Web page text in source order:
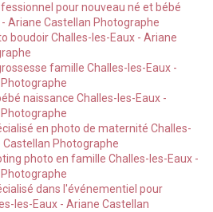
pour nouveau né et bébé
Ariane Castellan Photographe
boudoir Challes-les-Eaux - Ariane
famille Challes-les-Eaux -
naissance Challes-les-Eaux -
en photo de maternité Challes-
Castellan Photographe
photo en famille Challes-les-Eaux -
dans l'événementiel pour
les-Eaux - Ariane Castellan